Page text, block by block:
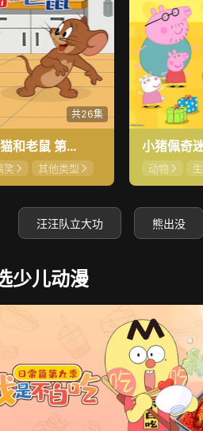
共26集
新猫和老鼠 第4季
笑 其他类型 动物
汪汪队立大功 熊出没
少儿动漫